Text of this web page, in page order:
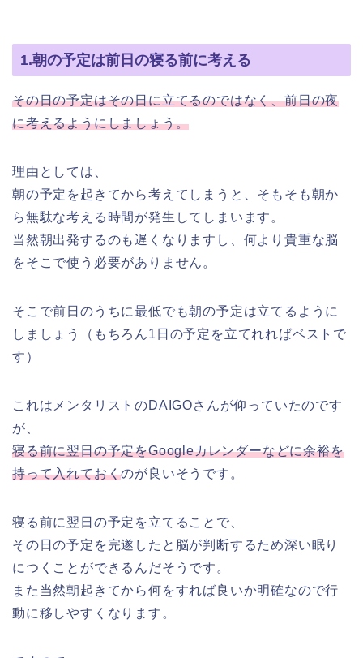
1.朝の予定は前日の寝る前に考える
その日の予定はその日に立てるのではなく、前日の夜
に考えるようにしましょう。
理由としては、
朝の予定を起きてから考えてしまうと、そもそも朝か
ら無駄な考える時間が発生してしまいます。
当然朝出発するのも遅くなりますし、何より貴重な脳
をそこで使う必要がありません。
そこで前日のうちに最低でも朝の予定は立てるように
しましょう（もちろん1日の予定を立てれればベストで
す）
これはメンタリストのDAIGOさんが仰っていたのです
が、
寝る前に翌日の予定をGoogleカレンダーなどに余裕を
持って入れておくのが良いそうです。
寝る前に翌日の予定を立てることで、
その日の予定を完遂したと脳が判断するため深い眠り
につくことができるんだそうです。
また当然朝起きてから何をすれば良いか明確なので行
動に移しやすくなります。